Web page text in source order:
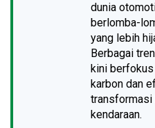
dunia
berlomba-
yang lebih
Berbagai
kini
karbon dan
transformasi
kendaraan.